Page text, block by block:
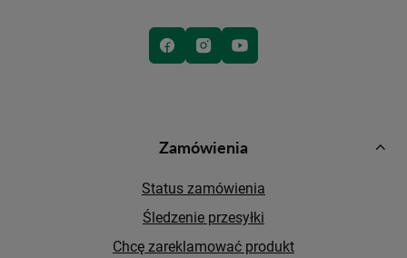
Zamówienia
Status zamówienia
Śledzenie przesyłki
Chcę zareklamować produkt